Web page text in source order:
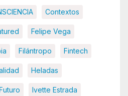
Contextos
Felipe Vega
Filántropo Fintech
Heladas
Ivette Estrada